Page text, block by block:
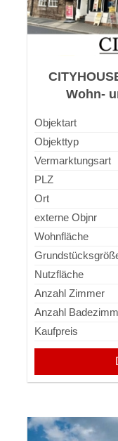
Wohn-
Objektart
Objekttyp
Vermarktungsart
PLZ
Ort
externe Objnr
Wohnfläche
Nutzfläche
Anzahl Zimmer
Anzahl
Kaufpreis